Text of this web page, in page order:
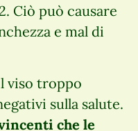
Ciò può causare
e mal di
viso troppo
sulla salute.
che le